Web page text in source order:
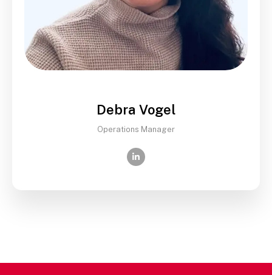
Debra Vogel
Operations Manager